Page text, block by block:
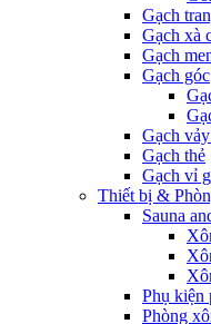
Gạch
Gạch xà
Gạch
Gạch góc
Gạch
Gạch thẻ
Gạch vỉ
Thiết bị &
Sauna
Phụ kiện
Phòng